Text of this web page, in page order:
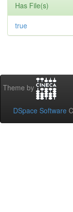
Has File(s)
true
Theme by
DSpace Software